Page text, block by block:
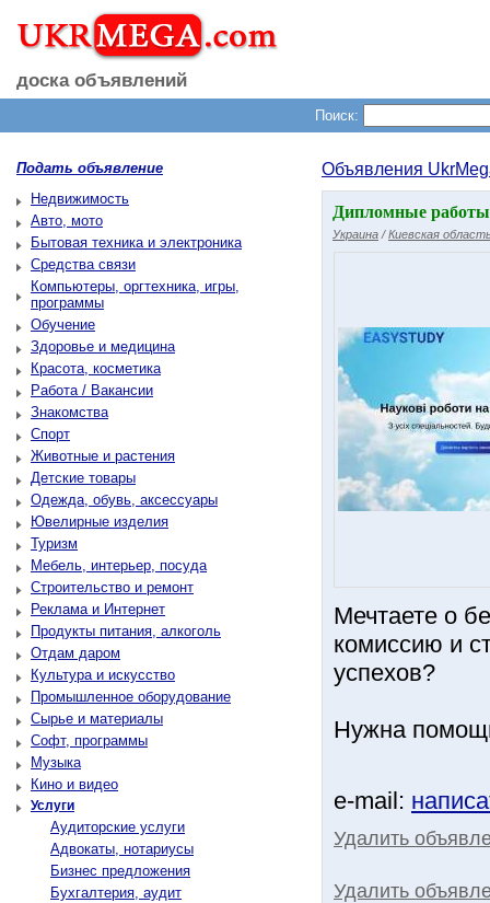
доска объявлений
Поиск:
Подать объявление
Недвижимость
Авто, мото
Бытовая техника и электроника
Средства связи
Компьютеры, оргтехника, игры,
программы
Обучение
Здоровье и медицина
Красота, косметика
Работа / Вакансии
Знакомства
Спорт
Животные и растения
Детские товары
Одежда, обувь, аксессуары
Ювелирные изделия
Туризм
Мебель, интерьер, посуда
Строительство и ремонт
Реклама и Интернет
Продукты питания, алкоголь
Отдам даром
Культура и искусство
Промышленное оборудование
Сырье и материалы
Софт, программы
Музыка
Кино и видео
Услуги
Аудиторские услуги
Адвокаты, нотариусы
Бизнес предложения
Бухгалтерия, аудит
Объявления
Дипломные работы
Украина /Киевская
Мечтаете о
комиссию и
успехов?
Нужна
e-mail:
Удалить
Удалить